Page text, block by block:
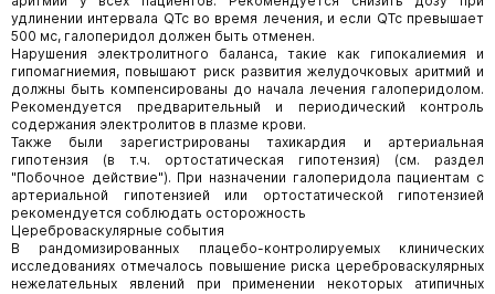
удлинении интервала QTc во время лечения, и если QTc превышает
500 мс, галоперидол должен быть отменен.
Нарушения электролитного баланса, такие как гипокалиемия и
гипомагниемия, повышают риск развития желудочковых аритмий и
должны быть компенсированы до начала лечения галоперидолом.
Рекомендуется предварительный и периодический контроль
содержания электролитов в плазме крови.
Также были зарегистрированы тахикардия и артериальная
гипотензия (в т.ч. ортостатическая гипотензия) (см. раздел
"Побочное действие"). При назначении галоперидола пациентам с
артериальной гипотензией или ортостатической гипотензией
рекомендуется соблюдать осторожность
Цереброваскулярные события
В рандомизированных плацебо-контролируемых клинических
исследованиях отмечалось повышение риска цереброваскулярных
нежелательных явлений при применении некоторых атипичных